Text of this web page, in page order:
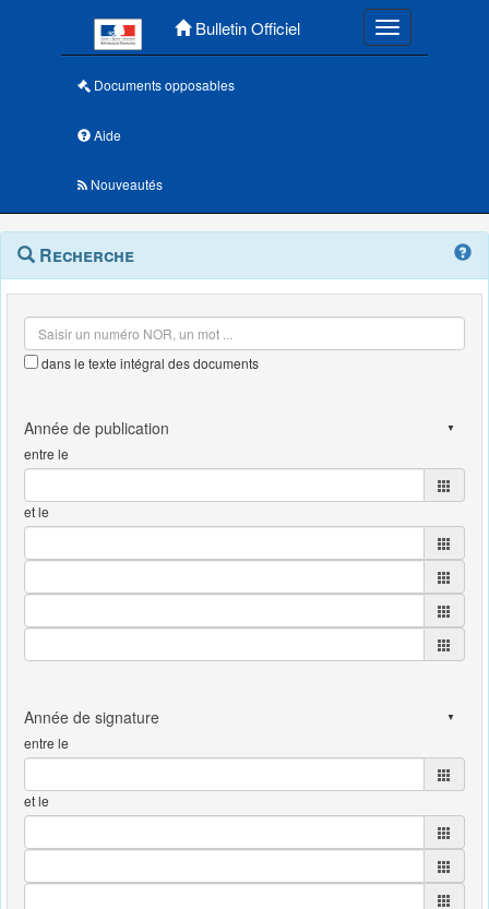
Bulletin Officiel Toggle
Documents opposables
Aide
Nouveautés
Navigation
outils
Menu
contextuel
Recherche
dans le texte intégral des documents
entre le
et le
entre le
et le